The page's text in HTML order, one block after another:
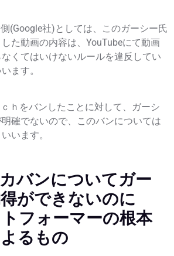
(Google社)としては、このガーシー氏
た動画の内容は、YouTubeにて動画
くてはいけないルールを違反してい
ます。
ｈをバンしたことに対して、ガーシ
確でないので、このバンについては
います。
バンについてガー
ができないのに
フォーマーの根本
るもの